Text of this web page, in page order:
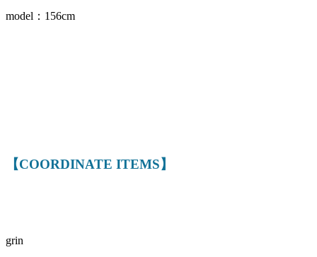
model：156cm
【COORDINATE ITEMS】
grin